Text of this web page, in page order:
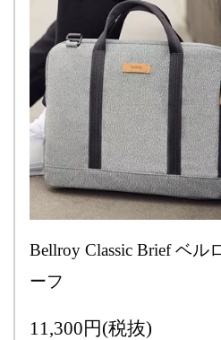
Bellroy Classic Brief ベル
ーフ
11,300円(税抜)